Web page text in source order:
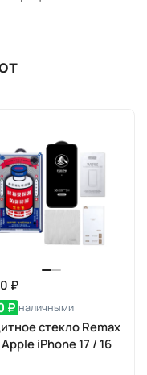
₽
₽ наличными
стекло Remax
iPhone 17 / 16